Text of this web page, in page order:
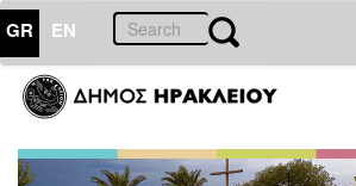
GR EN
ΔΗΜΟΣ
Δελτία
Τύπου